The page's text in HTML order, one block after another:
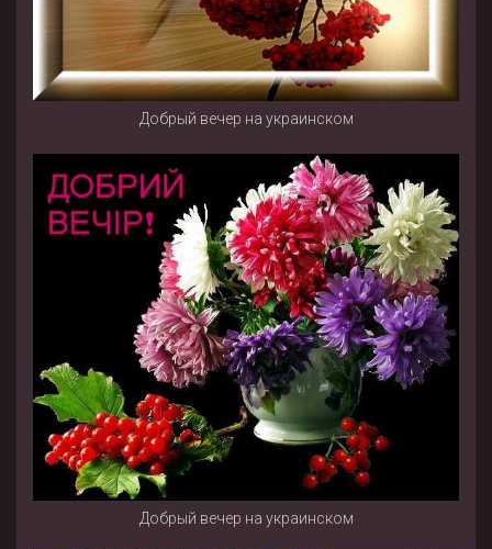
Добрый вечер на украинском
Добрый вечер на украинском